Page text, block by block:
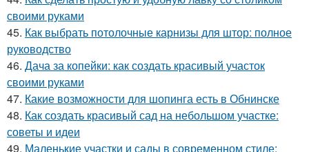
своими руками
45. Как выбрать потолочные карнизы для штор: полное
руководство
46. Дача за копейки: как создать красивый участок
своими руками
47. Какие возможности для шопинга есть в Обнинске
48. Как создать красивый сад на небольшом участке:
советы и идеи
49. Маленькие участки и сады в современном стиле: